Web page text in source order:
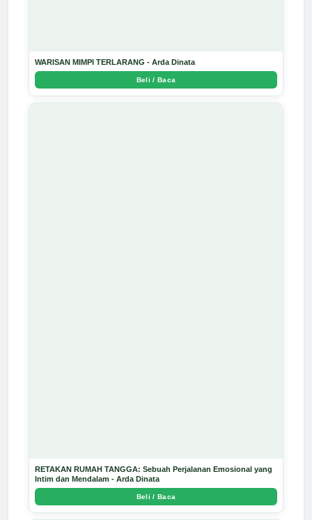
WARISAN MIMPI TERLARANG - Arda Dinata
Beli / Baca
RETAKAN RUMAH TANGGA: Sebuah Perjalanan Emosional yang
Intim dan Mendalam - Arda Dinata
Beli / Baca